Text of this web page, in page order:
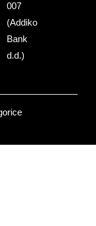
007
(Addiko
Bank
d.d.)